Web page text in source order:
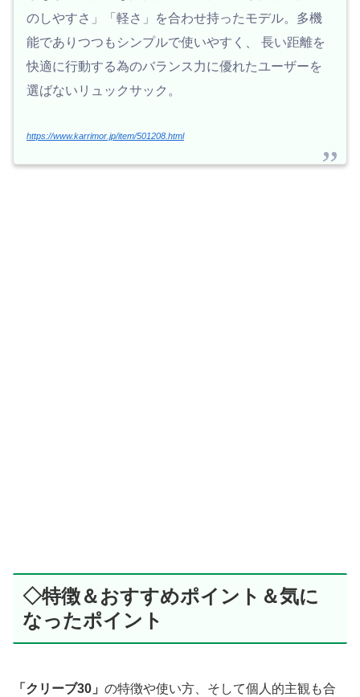
のしやすさ」「軽さ」を合わせ持ったモデル。多機
能でありつつもシンプルで使いやすく、 長い距離を
快適に行動する為のバランス力に優れたユーザーを
選ばないリュックサック。
https://www.karrimor.jp/item/501208.html
◇特徴＆おすすめポイント＆気に
なったポイント
「クリーブ30」 の特徴や使い方、そして個人的主観も合